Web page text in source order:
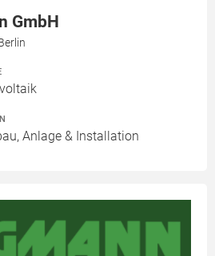
GmbH
Anlage & Installation